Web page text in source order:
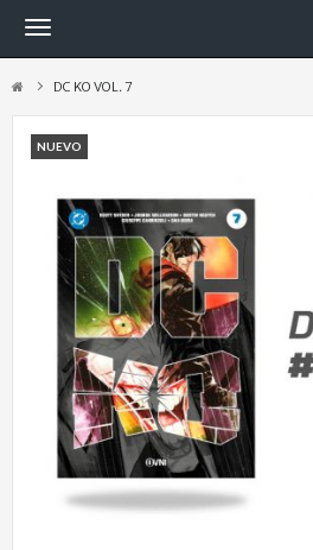
Navegación
DC KO VOL. 7
NUEVO